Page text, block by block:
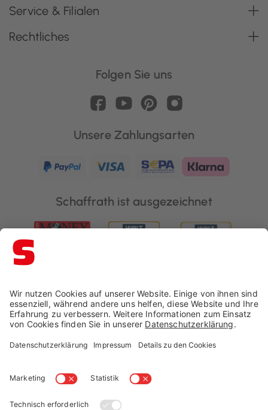
Service & Filialen
Rechtliches
Folgen Sie uns
Unsere Zahlungsarten
Schaffrath ist ausgezeichnet